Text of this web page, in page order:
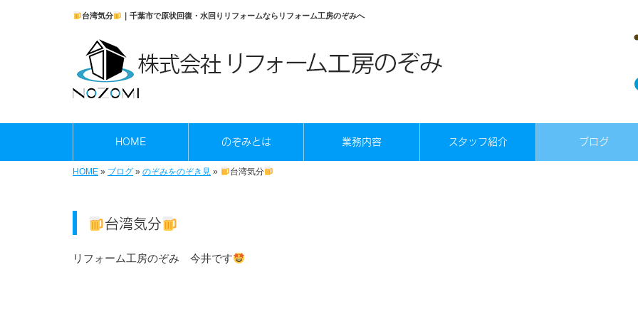
台湾気分 ｜千葉市で原状回復・水回りリフォームならリフォーム工房のぞみへ
HOME のぞみとは 業務内容 スタッフ紹介 ブログ
HOME » ブログ » のぞみをのぞき見 » 台湾気分
台湾気分
リフォーム工房のぞみ 今井です